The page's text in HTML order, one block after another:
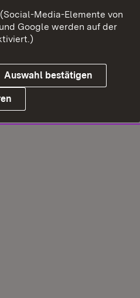
Media-Elemente von
Google werden auf der
Auswahl bestätigen